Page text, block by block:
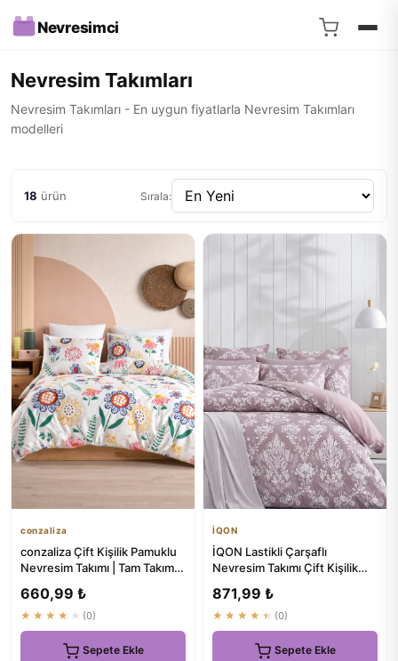
Nevresimci
Nevresim Takımları
Nevresim Takımları - En uygun fiyatlarla Nevresim Takımları
modelleri
18 ürün Sırala:
conzaliza
conzaliza Çift Kişilik Pamuklu
Nevresim Takımı | Tam Takım
660,99 ₺
★★★★★ (0)
Sepete Ekle
İQON
İQON Lastikli Çarşaflı
Nevresim Takımı Çift Kişilik
871,99 ₺
★★★★★ (0)
Sepete Ekle